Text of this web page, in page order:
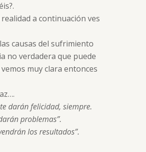
a continuación ves
causas del sufrimiento
no verdadera que puede
muy clara entonces
darán felicidad, siempre.
problemas”.
los resultados”.